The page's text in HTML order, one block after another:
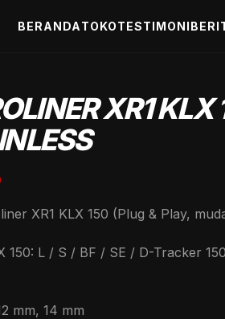
BERANDATOKOTESTIMONI
XR1 KLX
Rp 525.000.
XR1 KLX 150 (Plug & Play,
150: L / S / BF / SE / D-Tracker
mm, 14 mm